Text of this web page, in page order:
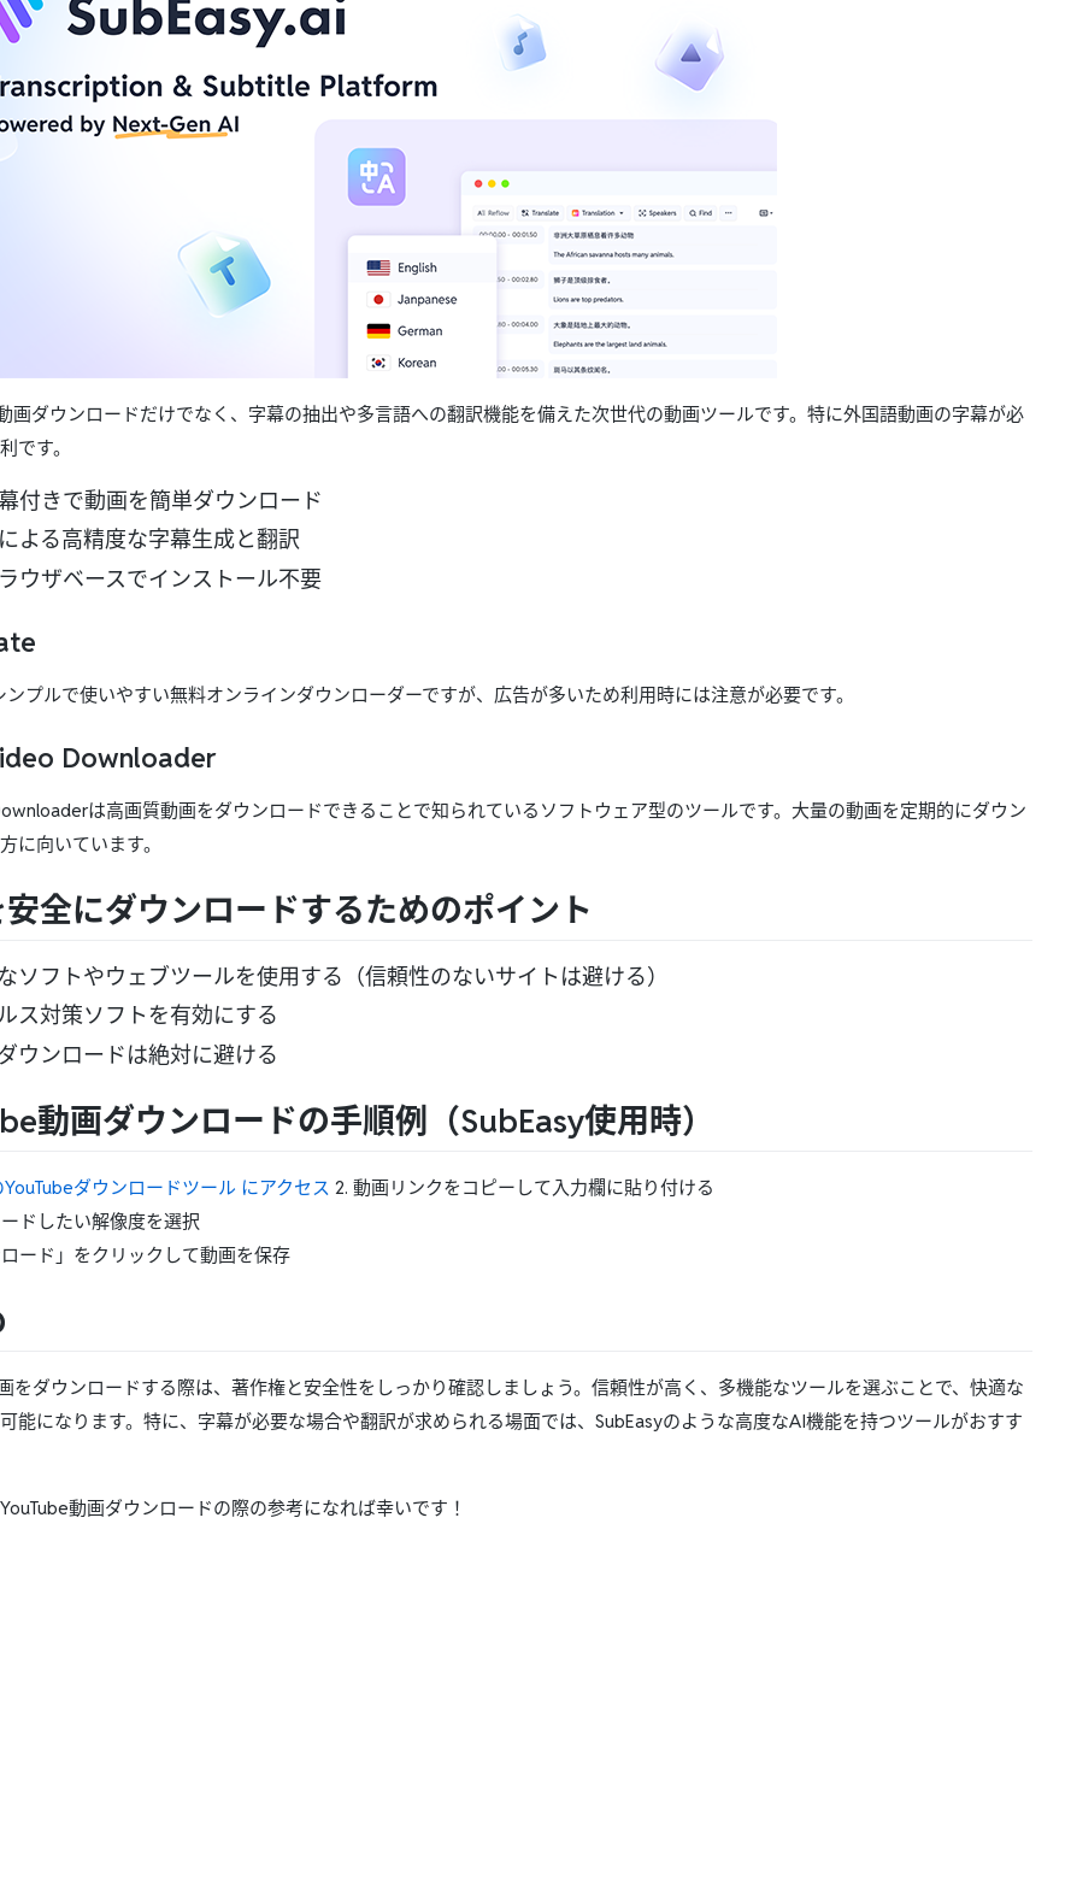
画ダウンロードだけでなく、字幕の抽出や多言語への翻訳機能を備えた次世代の動画ツールです。特に外国語動画の字幕が必
です。
付きで動画を簡単ダウンロード
よる高精度な字幕生成と翻訳
ウザベースでインストール不要
ンプルで使いやすい無料オンラインダウンローダーですが、広告が多いため利用時には注意が必要です。
Downloader
は高画質動画をダウンロードできることで知られているソフトウェア型のツールです。大量の動画を定期的にダウン
に向いています。
全にダウンロードするためのポイント
ソフトやウェブツールを使用する（信頼性のないサイトは避ける）
ス対策ソフトを有効にする
ウンロードは絶対に避ける
動画ダウンロードの手順例（SubEasy使用時）
YouTubeダウンロードツール にアクセス 2. 動画リンクをコピーして入力欄に貼り付ける
ドしたい解像度を選択
ード」をクリックして動画を保存
をダウンロードする際は、著作権と安全性をしっかり確認しましょう。信頼性が高く、多機能なツールを選ぶことで、快適な
能になります。特に、字幕が必要な場合や翻訳が求められる場面では、SubEasyのような高度なAI機能を持つツールがおすす
動画ダウンロードの際の参考になれば幸いです！